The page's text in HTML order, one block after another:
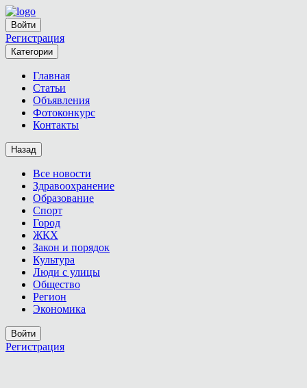
Войти
Регистрация
Категории
Главная
Статьи
Объявления
Фотоконкурс
Контакты
Назад
Все новости
Здравоохранение
Образование
Спорт
Город
ЖКХ
Закон и порядок
Культура
Люди с улицы
Общество
Регион
Экономика
Войти
Регистрация